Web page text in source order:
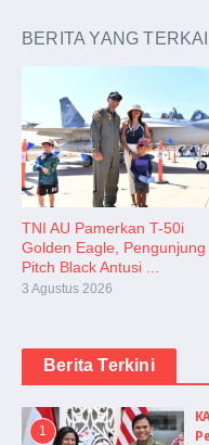
BERITA YANG
TNI AU Pamerkan T-50i
Golden Eagle, Pengunjung
Pitch Black Antusi ...
3 Agustus 2026
Berita Terkini
1